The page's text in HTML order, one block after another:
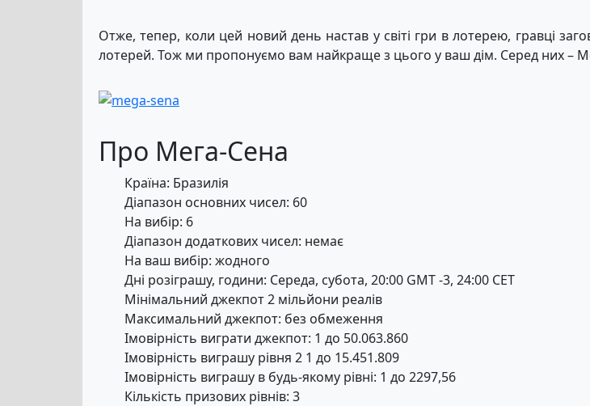
Отже, тепер, коли цей новий день настав у світі гри в лотерею, гравці
лотерей. Тож ми пропонуємо вам найкраще з цього у ваш дім. Серед них –
Про Мега-Сена
Країна: Бразилія
Діапазон основних чисел: 60
На вибір: 6
Діапазон додаткових чисел: немає
На ваш вибір: жодного
Дні розіграшу, години: Середа, субота, 20:00 GMT -3, 24:00 CET
Мінімальний джекпот 2 мільйони реалів
Максимальний джекпот: без обмеження
Імовірність виграти джекпот: 1 до 50.063.860
Імовірність виграшу рівня 2 1 до 15.451.809
Імовірність виграшу в будь-якому рівні: 1 до 2297,56
Кількість призових рівнів: 3